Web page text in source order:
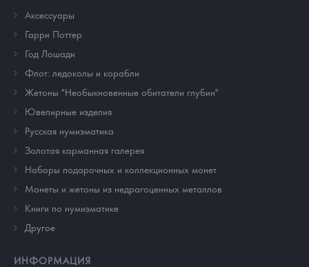
Аксессуары
Гарри Поттер
Год Лошади
Флот: ледоколы и корабли
Жетоны "Необыкновенные обитатели глубин"
Ювелирные изделия
Русская нумизматика
Золотая карманная галерея
Наборы подарочных и коллекционных монет
Монеты и жетоны из недрагоценных металлов
Книги по нумизматике
Другое
ИНФОРМАЦИЯ